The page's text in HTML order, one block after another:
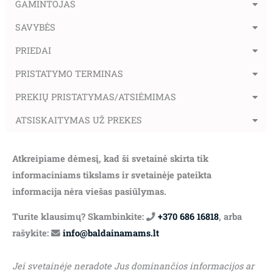
GAMINTOJAS
SAVYBĖS
PRIEDAI
PRISTATYMO TERMINAS
PREKIŲ PRISTATYMAS/ATSIĖMIMAS
ATSISKAITYMAS UŽ PREKES
Atkreipiame dėmesį, kad ši svetainė skirta tik
informaciniams tikslams ir svetainėje pateikta
informacija nėra viešas pasiūlymas.
Turite klausimų? Skambinkite: +370 686 16818, arba
rašykite:
info@baldainamams.lt
Jei svetainėje neradote Jus dominančios informacijos ar